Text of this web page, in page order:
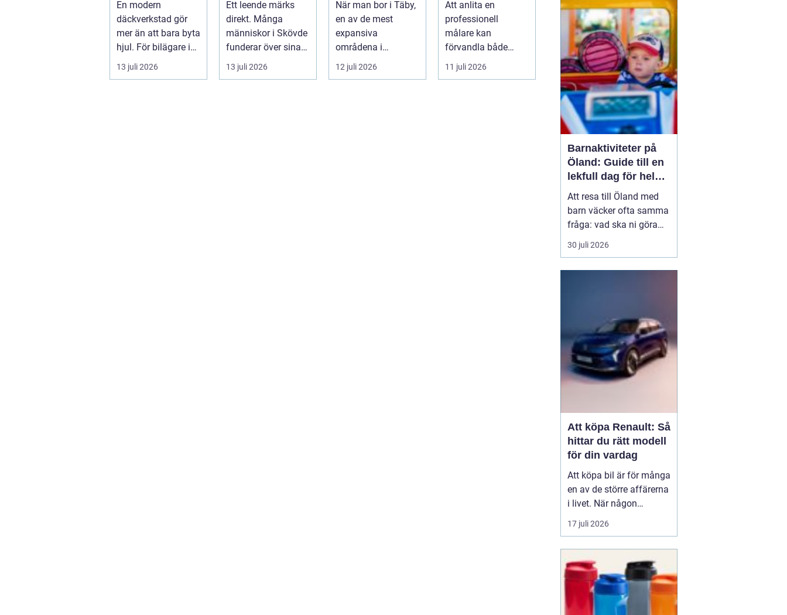
En modern
däckverkstad gör
mer än att bara byta
hjul. För bilägare i
Stockholm handlar
valet av däck...
13 juli 2026
trivs med
Ett leende märks
direkt. Många
människor i Skövde
funderar över sina
tänder, men skjuter
upp att gör...
13 juli 2026
norrort
När man bor i Täby,
en av de mest
expansiva
områdena i
Stockholms norrort,
är b...
12 juli 2026
Att anlita en
professionell
målare kan
förvandla både
bostad och
arbetsplats på kort
11 juli 2026
central roll för både
ekonomi och livskvalitet.
När fler söker sig mot
nat...
Barnaktiviteter på
Öland: Guide till en
lekfull dag för hela
familjen
Att resa till Öland med
barn väcker ofta samma
fråga: vad ska ni göra
för att alla ska trivas,
oavsett ålder och
30 juli 2026
Att köpa Renault: Så
hittar du rätt modell
för din vardag
Att köpa bil är för många
en av de större affärerna
i livet. När någon
funderar på att köpa
Renault Skåne
17 juli 2026